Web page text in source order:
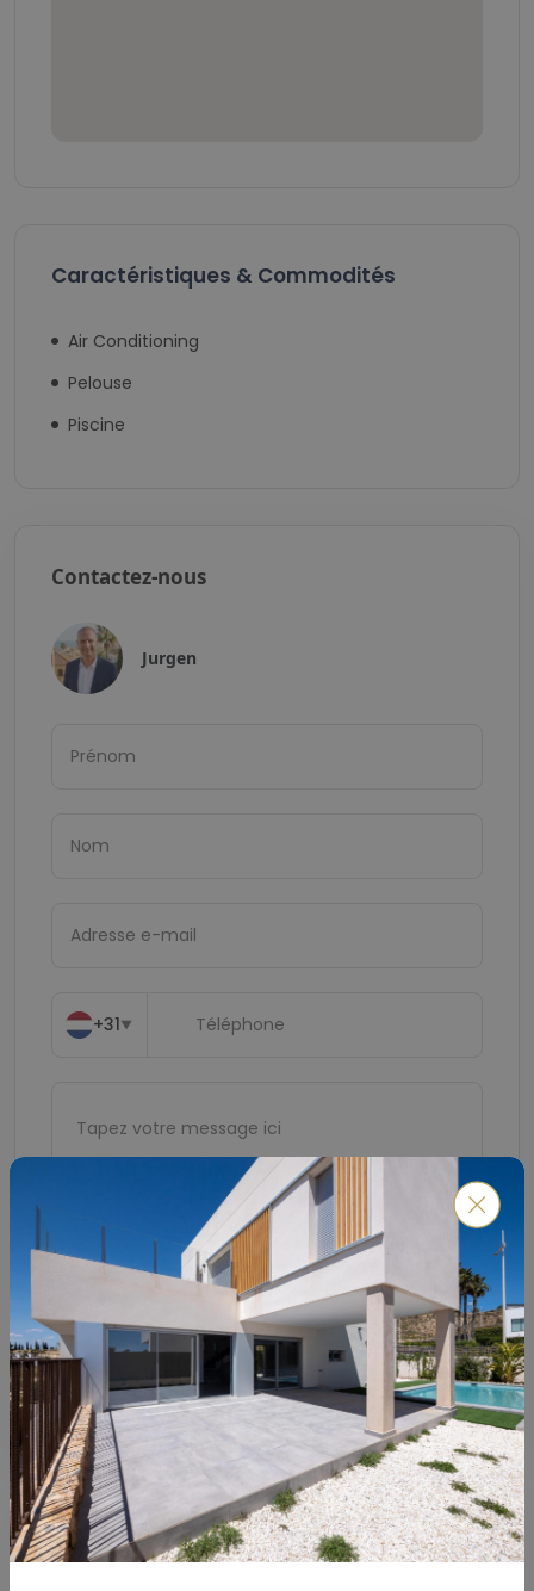
Caractéristiques & Commodités
Air Conditioning
Pelouse
Piscine
Contactez-nous
Jurgen
+31▼
Soumettre
Calculateur De Prêt Hypothécaire